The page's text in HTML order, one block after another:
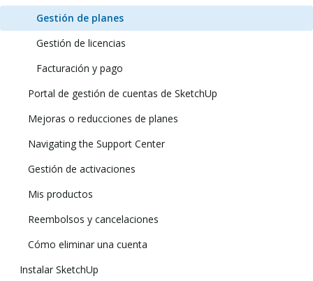
Gestión de planes
Gestión de licencias
Facturación y pago
Portal de gestión de cuentas de SketchUp
Mejoras o reducciones de planes
Navigating the Support Center
Gestión de activaciones
Mis productos
Reembolsos y cancelaciones
Cómo eliminar una cuenta
Instalar SketchUp